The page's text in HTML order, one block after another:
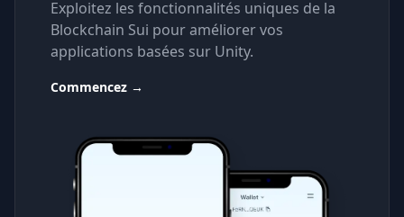
Exploitez les fonctionnalités uniques de la
Blockchain Sui pour améliorer vos
applications basées sur Unity.
Commencez →